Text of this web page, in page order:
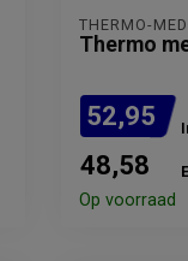
THERMO-MED
Thermo
52,95
48,58
Op voorraad